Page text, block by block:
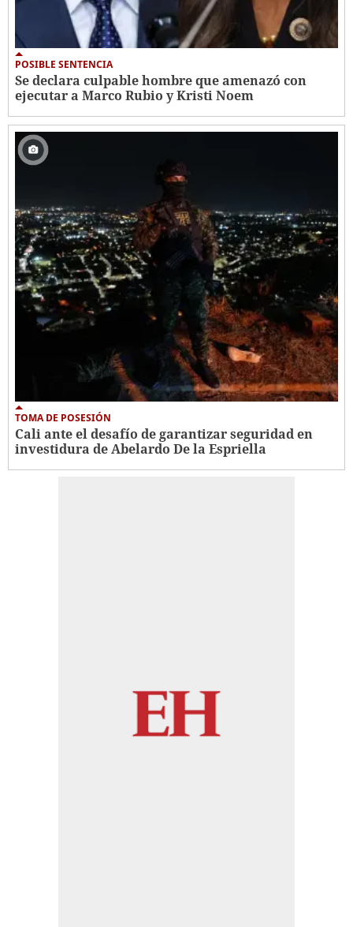
POSIBLE SENTENCIA
Se declara culpable hombre que amenazó con
ejecutar a Marco Rubio y Kristi Noem
TOMA DE POSESIÓN
Cali ante el desafío de garantizar seguridad en
investidura de Abelardo De la Espriella